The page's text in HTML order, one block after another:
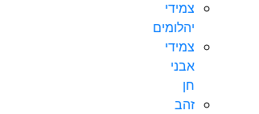
צמידי
יהלומים
צמידי
אבני
חן
זהב